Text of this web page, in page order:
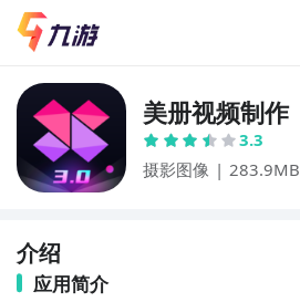
美册视频制作
3.3
摄影图像 | 283.9MB
介绍
应用简介